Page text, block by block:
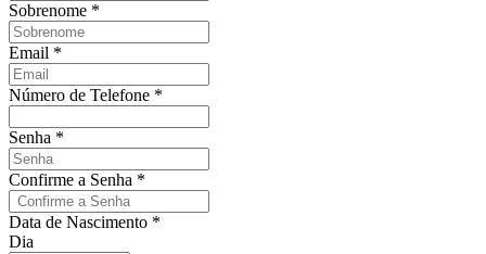
Sobrenome *
Email *
Número de Telefone *
Senha *
Confirme a Senha *
Data de Nascimento *
Dia